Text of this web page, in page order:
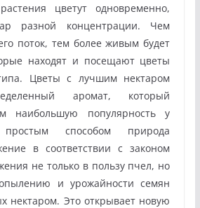
цветут одновременно,
разной концентрации. Чем
поток, тем более живым будет
находят и посещают цветы
Цветы с лучшим нектаром
аромат, который
наибольшую популярность у
способом природа
в соответствии с законом
не только в пользу пчел, но
и урожайности семян
нектаром. Это открывает новую